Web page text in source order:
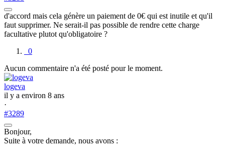
d'accord mais cela génère un paiement de 0€ qui est inutile et qu'il
faut supprimer. Ne serait-il pas possible de rendre cette charge
facultative plutot qu'obligatoire ?
0
Aucun commentaire n'a été posté pour le moment.
logeva
il y a environ 8 ans
·
#3289
Bonjour,
Suite à votre demande, nous avons :